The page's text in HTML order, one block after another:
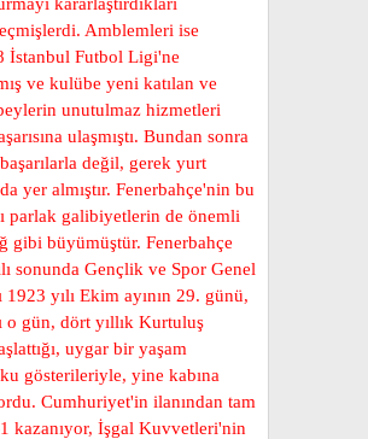
Amblemleri ise
İstanbul Futbol Ligi'ne
ve kulübe yeni katılan ve
unutulmaz hizmetleri
ulaşmıştı. Bundan sonra
değil, gerek yurt
yer almıştır. Fenerbahçe'nin bu
parlak galibiyetlerin de önemli
gibi büyümüştür. Fenerbahçe
sonunda Gençlik ve Spor Genel
yılı Ekim ayının 29. günü,
o gün, dört yıllık Kurtuluş
uygar bir yaşam
gösterileriyle, yine kabına
Cumhuriyet'in ilanından tam
kazanıyor, İşgal Kuvvetleri'nin